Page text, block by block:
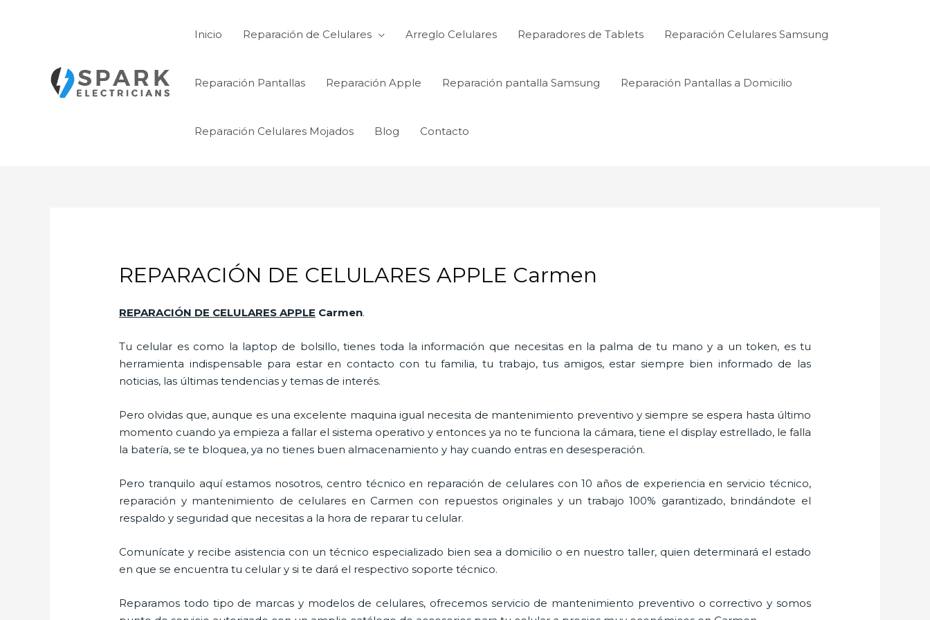
Inicio Reparación de Celulares Arreglo Celulares Reparadores de Tablets Reparación Celulares Samsung
Reparación Pantallas Reparación Apple Reparación pantalla Samsung Reparación Pantallas a Domicilio
Reparación Celulares Mojados Blog Contacto
REPARACIÓN DE CELULARES APPLE Carmen
REPARACIÓN DE CELULARES APPLE Carmen.
Tu celular es como la laptop de bolsillo, tienes toda la información que necesitas en la palma de tu mano y a un token, es tu
herramienta indispensable para estar en contacto con tu familia, tu trabajo, tus amigos, estar siempre bien informado de las
noticias, las últimas tendencias y temas de interés.
Pero olvidas que, aunque es una excelente maquina igual necesita de mantenimiento preventivo y siempre se espera hasta último
momento cuando ya empieza a fallar el sistema operativo y entonces ya no te funciona la cámara, tiene el display estrellado, le falla
la batería, se te bloquea, ya no tienes buen almacenamiento y hay cuando entras en desesperación.
Pero tranquilo aquí estamos nosotros, centro técnico en reparación de celulares con 10 años de experiencia en servicio técnico,
reparación y mantenimiento de celulares en Carmen con repuestos originales y un trabajo 100% garantizado, brindándote el
respaldo y seguridad que necesitas a la hora de reparar tu celular.
Comunícate y recibe asistencia con un técnico especializado bien sea a domicilio o en nuestro taller, quien determinará el estado
en que se encuentra tu celular y si te dará el respectivo soporte técnico.
Reparamos todo tipo de marcas y modelos de celulares, ofrecemos servicio de mantenimiento preventivo o correctivo y somos